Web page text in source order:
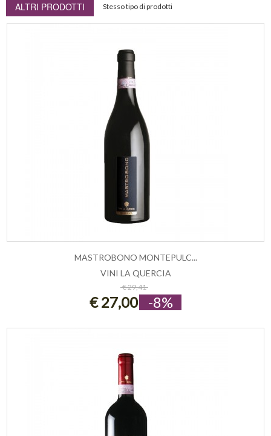
ALTRI PRODOTTI Stesso tipo di prodotti
ESAURITO
MASTROBONO MONTEPULC...
VINI LA QUERCIA
€ 29,41
€ 27,00 -8%